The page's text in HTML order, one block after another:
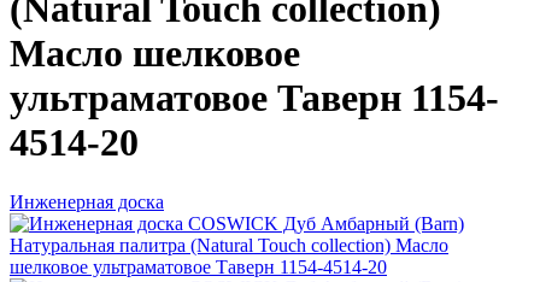
(Natural Touch collection)
Масло шелковое
ультраматовое Таверн 1154-
4514-20
Инженерная доска